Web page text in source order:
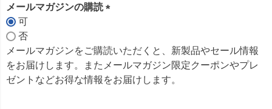
須
メールマガジンの購読
須
)
可
否
メールマガジンをご購読いただくと、新製品やセール情報
をお届けします。またメールマガジン限定クーポンやプレ
ゼントなどお得な情報をお届けします。